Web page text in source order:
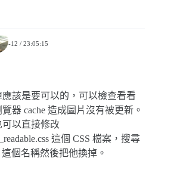
12 / 23:05:15
該是要可以的，可以檢查看看
器 cache 造成圖片沒有被更新。
可以直接修改
這個 CSS 檔案，搜尋
這個名稱然後把他換掉。